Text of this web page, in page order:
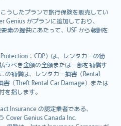
うしたプランで旅行保険を販売してい
Genius がプランに追加しており、
素の提供にあたって、USF から報酬を
：CDP）は、レンタカーの紛
うべき金額の全額または一部を補償す
の補償は、レンタカー損害（Rental
害（Theft Rental Car Damage）または
を指します。
Insurance の認定業者である、
Cover Genius Canada Inc.